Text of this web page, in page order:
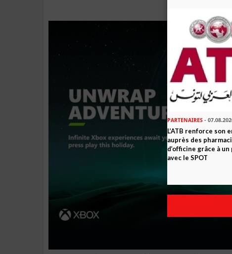
PARTENAIRES -
L’ATB renforce son
auprès des
d’officine grâce à
avec le SPOT